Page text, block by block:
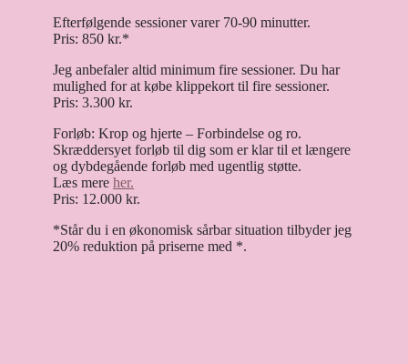
Efterfølgende sessioner varer 70-90 minutter.
Pris: 850 kr.*
Jeg anbefaler altid minimum fire sessioner. Du har
mulighed for at købe klippekort til fire sessioner.
Pris: 3.300 kr.
Forløb: Krop og hjerte – Forbindelse og ro.
Skræddersyet forløb til dig som er klar til et længere
og dybdegående forløb med ugentlig støtte.
Læs mere her.
Pris: 12.000 kr.
*Står du i en økonomisk sårbar situation tilbyder jeg
20% reduktion på priserne med *.